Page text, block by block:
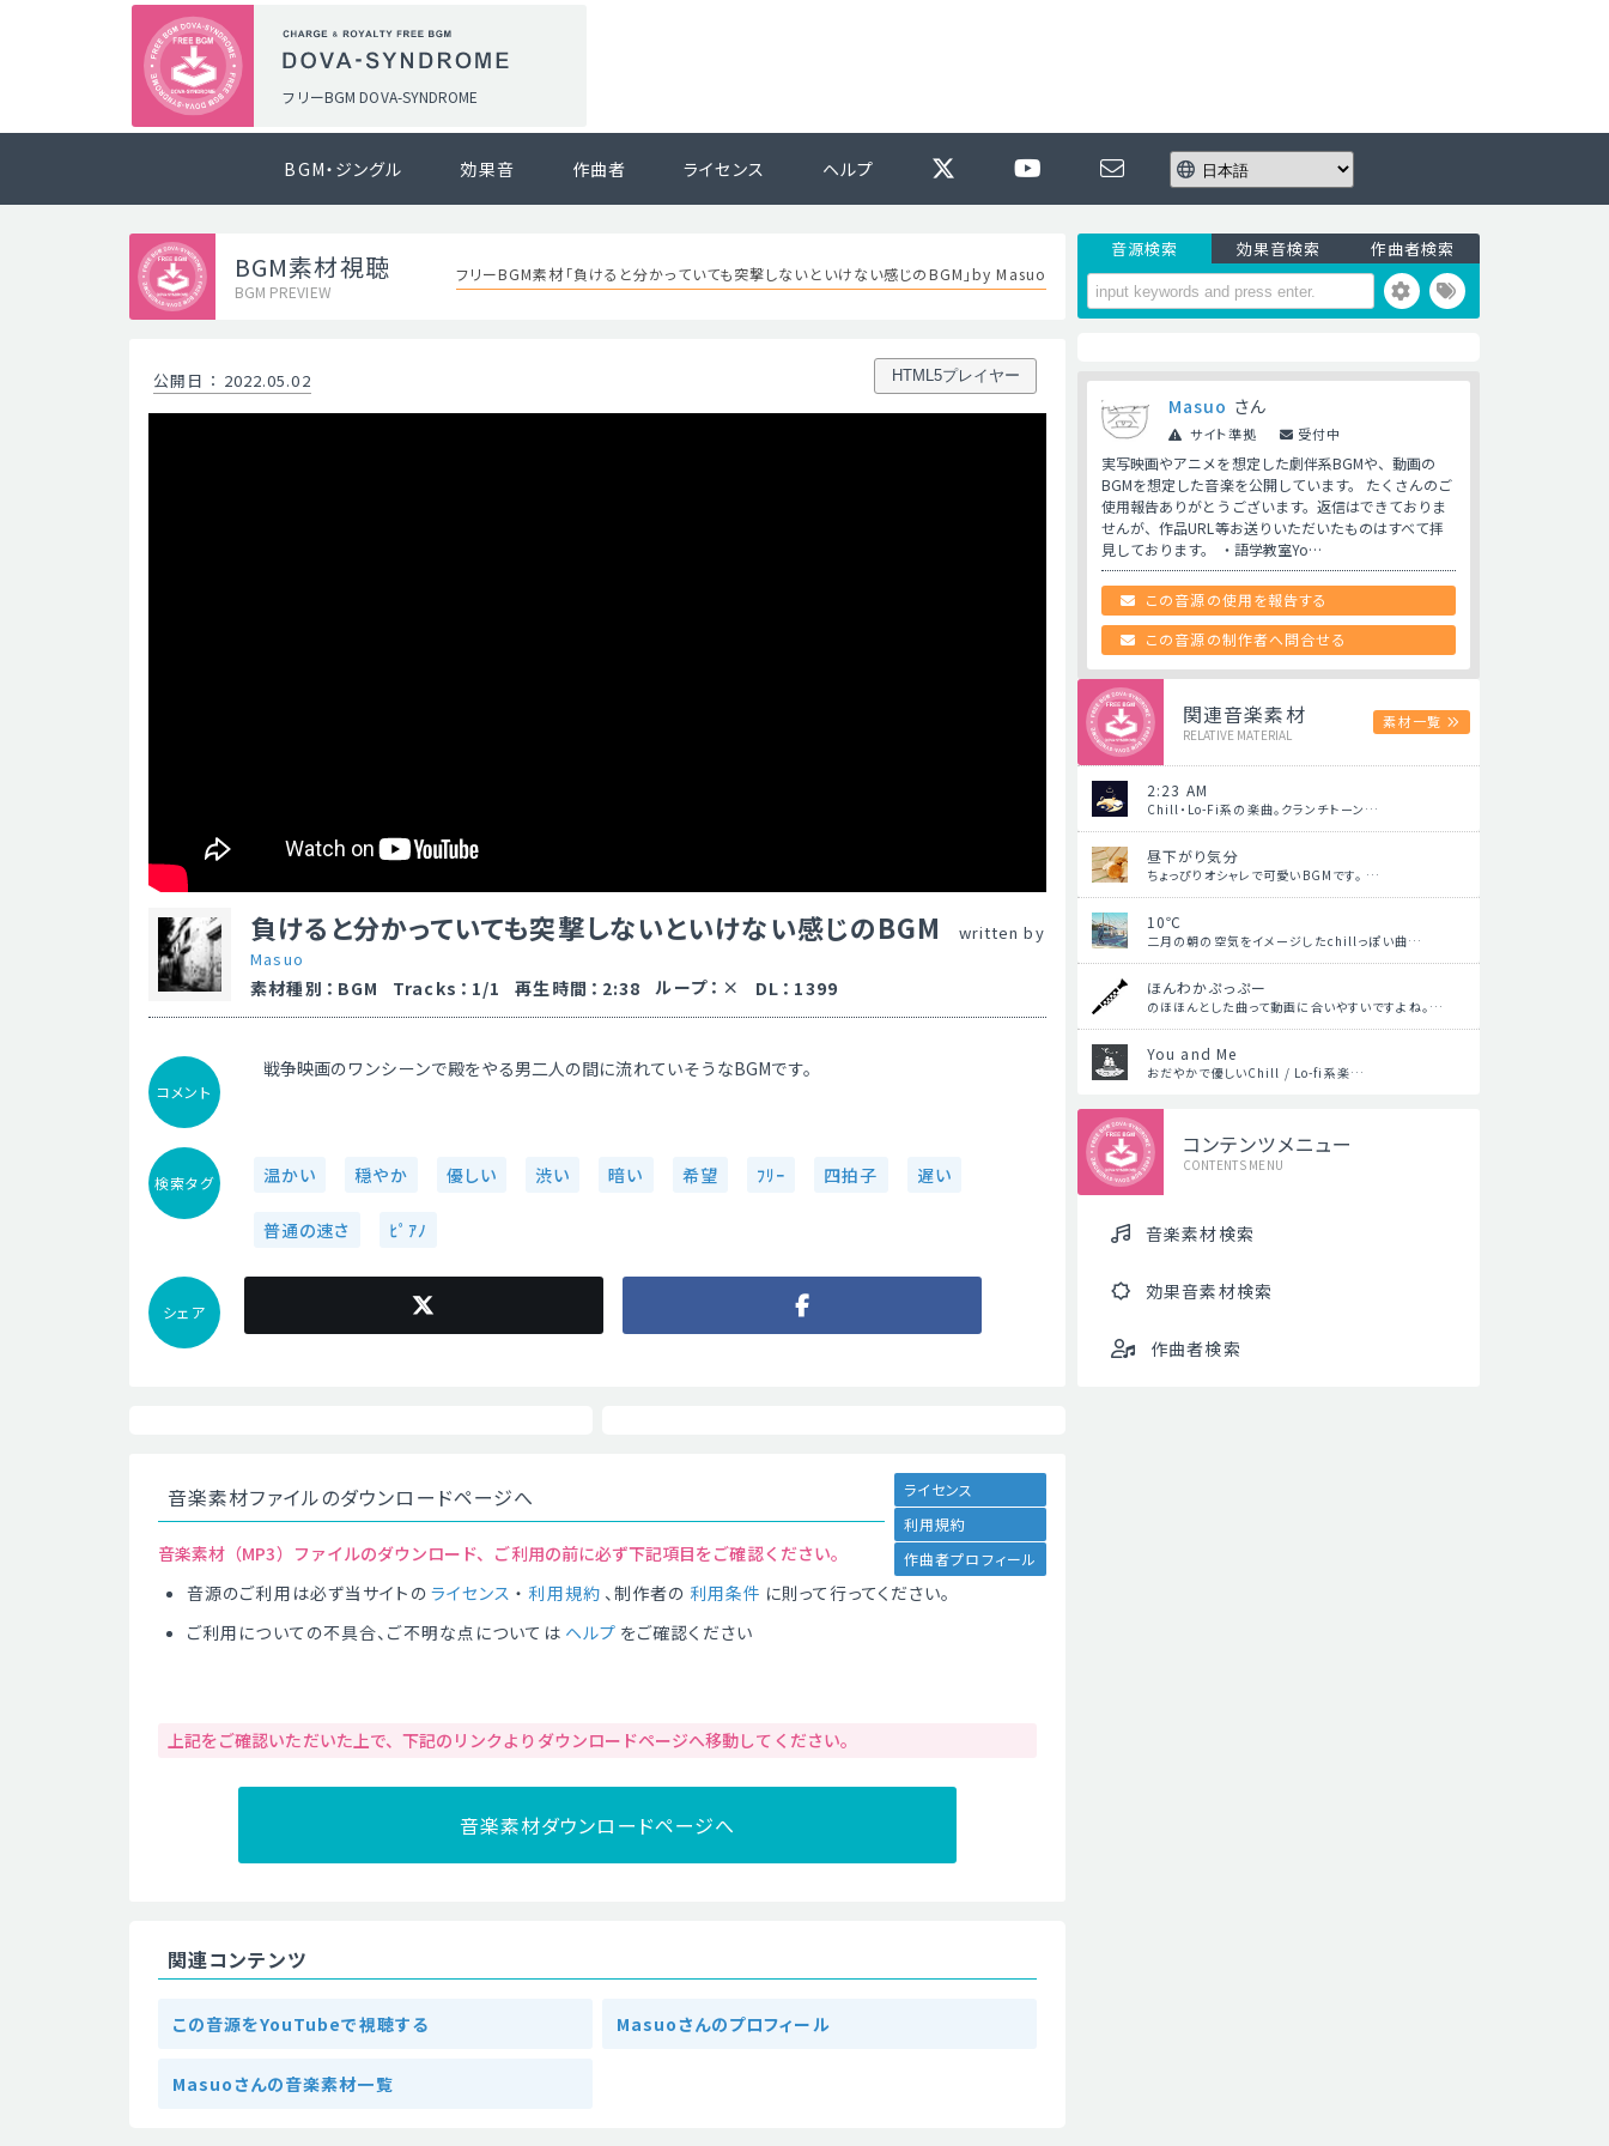
フリーBGM DOVA-SYNDROME
BGM・ジングル 効果音 作曲者 ライセンス ヘルプ
BGM素材視聴
BGM PREVIEW
フリーBGM素材「負けると分かっていても突撃しないといけない感じのBGM」by Masuo
公開日 ： 2022.05.02 HTML5プレイヤー
負けると分かっていても突撃しないといけない感じのBGM
written by
Masuo
素材種別 ： BGM Tracks ： 1/1 再生時間 ： 2:38 ループ ： DL ： 1399
コメント
戦争映画のワンシーンで殿をやる男二人の間に流れていそうなBGMです。
検索タグ 温かい 穏やか 優しい 渋い 暗い 希望 ﾌﾘｰ 四拍子 遅い
普通の速さ ﾋﾟｱﾉ
シェア
音楽素材ファイルのダウンロードページへ
ライセンス
利用規約
作曲者プロフィール
音楽素材（MP3）ファイルのダウンロード、ご利用の前に必ず下記項目をご確認ください。
音源のご利用は必ず当サイトの ライセンス ・ 利用規約 、制作者の 利用条件 に則って行ってください。
ご利用についての不具合、ご不明な点については ヘルプ をご確認ください
上記をご確認いただいた上で、下記のリンクよりダウンロードページへ移動してください。
音楽素材ダウンロードページへ
関連コンテンツ
この音源をYouTubeで視聴する Masuoさんのプロフィール
Masuoさんの音楽素材一覧
音源検索 効果音検索 作曲者検索
Masuo さん
サイト準拠 受付中
実写映画やアニメを想定した劇伴系BGMや、動画の
BGMを想定した音楽を公開しています。 たくさんのご
使用報告ありがとうございます。返信はできておりま
せんが、作品URL等お送りいただいたものはすべて拝
見しております。 ・語学教室Yo…
この音源の使用を報告する
この音源の制作者へ問合せる
関連音楽素材
RELATIVE MATERIAL
素材一覧
2:23 AM
Chill・Lo-Fi系の楽曲。クランチトーン…
昼下がり気分
ちょっぴりオシャレで可愛いBGMです。 …
10℃
二月の朝の空気をイメージしたchillっぽい曲…
ほんわかぷっぷー
のほほんとした曲って動画に合いやすいですよね。…
You and Me
おだやかで優しいChill / Lo-fi系楽…
コンテンツメニュー
CONTENTS MENU
音楽素材検索
効果音素材検索
作曲者検索